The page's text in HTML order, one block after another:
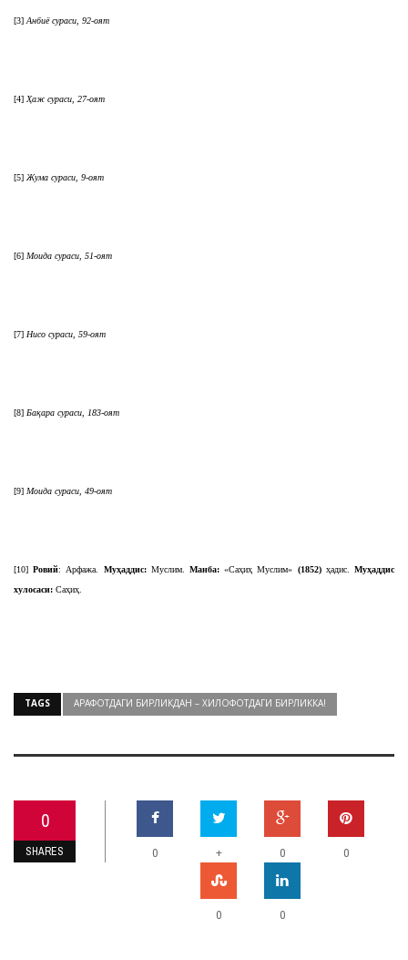
[3] Анбиё сураси, 92-оят
[4] Ҳаж сураси, 27-оят
[5] Жума сураси, 9-оят
[6] Моида сураси, 51-оят
[7] Нисо сураси, 59-оят
[8] Бақара сураси, 183-оят
[9] Моида сураси, 49-оят
[10] Ровий: Арфажа. Муҳаддис:Муслим.Манба: «Саҳиҳ Муслим» (1852)ҳадис.Муҳаддис
хулосаси: Саҳиҳ.
TAGS АРАФОТДАГИ БИРЛИКДАН – ХИЛОФОТДАГИ БИРЛИККА!
0
SHARES 0 + 0 0
0 0